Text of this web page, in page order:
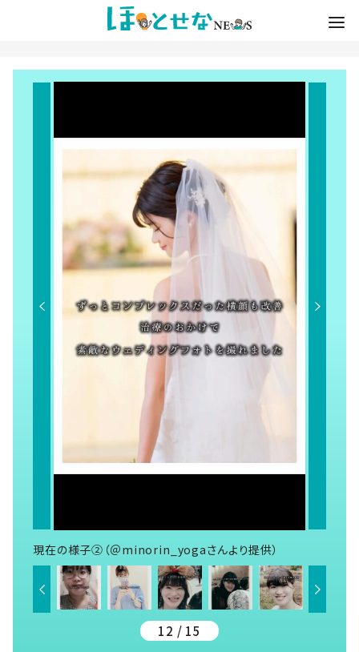
現在の様子②（＠minorin_yogaさんより提供）
12 / 15